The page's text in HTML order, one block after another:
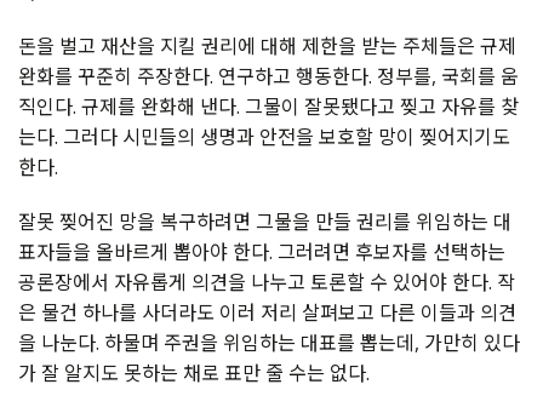
돈을 벌고 재산을 지킬 권리에 대해 제한을 받는 주체들은 규제
완화를 꾸준히 주장한다. 연구하고 행동한다. 정부를, 국회를 움
직인다. 규제를 완화해 낸다. 그물이 잘못됐다고 찢고 자유를 찾
는다. 그러다 시민들의 생명과 안전을 보호할 망이 찢어지기도
한다.
잘못 찢어진 망을 복구하려면 그물을 만들 권리를 위임하는 대
표자들을 올바르게 뽑아야 한다. 그러려면 후보자를 선택하는
공론장에서 자유롭게 의견을 나누고 토론할 수 있어야 한다. 작
은 물건 하나를 사더라도 이러 저리 살펴보고 다른 이들과 의견
을 나눈다. 하물며 주권을 위임하는 대표를 뽑는데, 가만히 있다
가 잘 알지도 못하는 채로 표만 줄 수는 없다.